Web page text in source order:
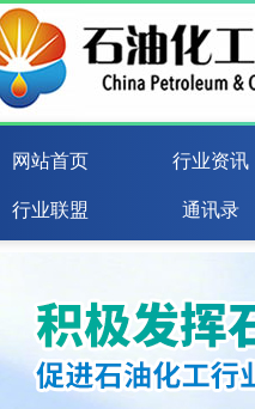
网站首页 行业资讯
行业联盟 通讯录